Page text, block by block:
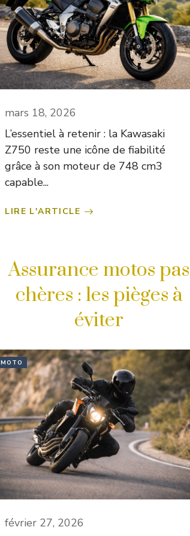
mars 18, 2026
L’essentiel à retenir : la Kawasaki
Z750 reste une icône de fiabilité
grâce à son moteur de 748 cm3
capable...
LIRE L'ARTICLE
Assurance motos pas
chères : les pièges à
éviter
MOTO
février 27, 2026